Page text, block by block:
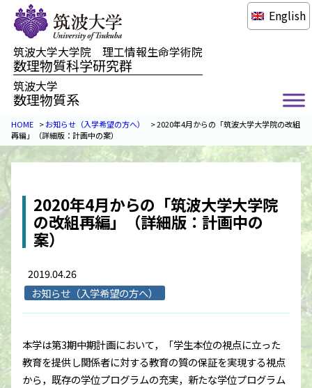
筑波大学大学院 理工情報生命学術院
数理物質科学研究群
筑波大学
数理物質系
English
HOME >お知らせ（入学希望の方へ） >2020年4月からの「筑波大学大学院の改組
再編」（詳細版：計画中の案）
2020年4月からの「筑波大学大学院
の改組再編」（詳細版：計画中の
案）
2019.04.26
お知らせ（入学希望の方へ）
本学は第3期中期計画において，「学生本位の視点に立った
教育を提供し関係者に対する教育の質の保証を実現する視点
から，既存の学位プログラムの充実，新たな学位プログラム